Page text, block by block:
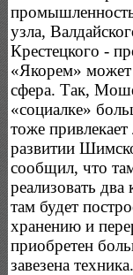
узла,
Крестецкого -
«Якорем» может
сфера. Так,
«социалке»
тоже
развитии
сообщил, что
реализовать
там будет
хранению и
приобретен
завезена техника.